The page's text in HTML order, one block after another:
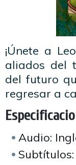
¡Únete a
aliados del
del futuro
regresar a
Audio: